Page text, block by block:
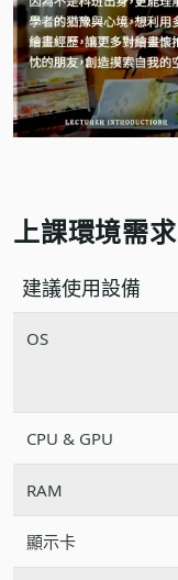
上課環境需求
建議使用設備
OS
CPU & GPU
RAM
顯示卡